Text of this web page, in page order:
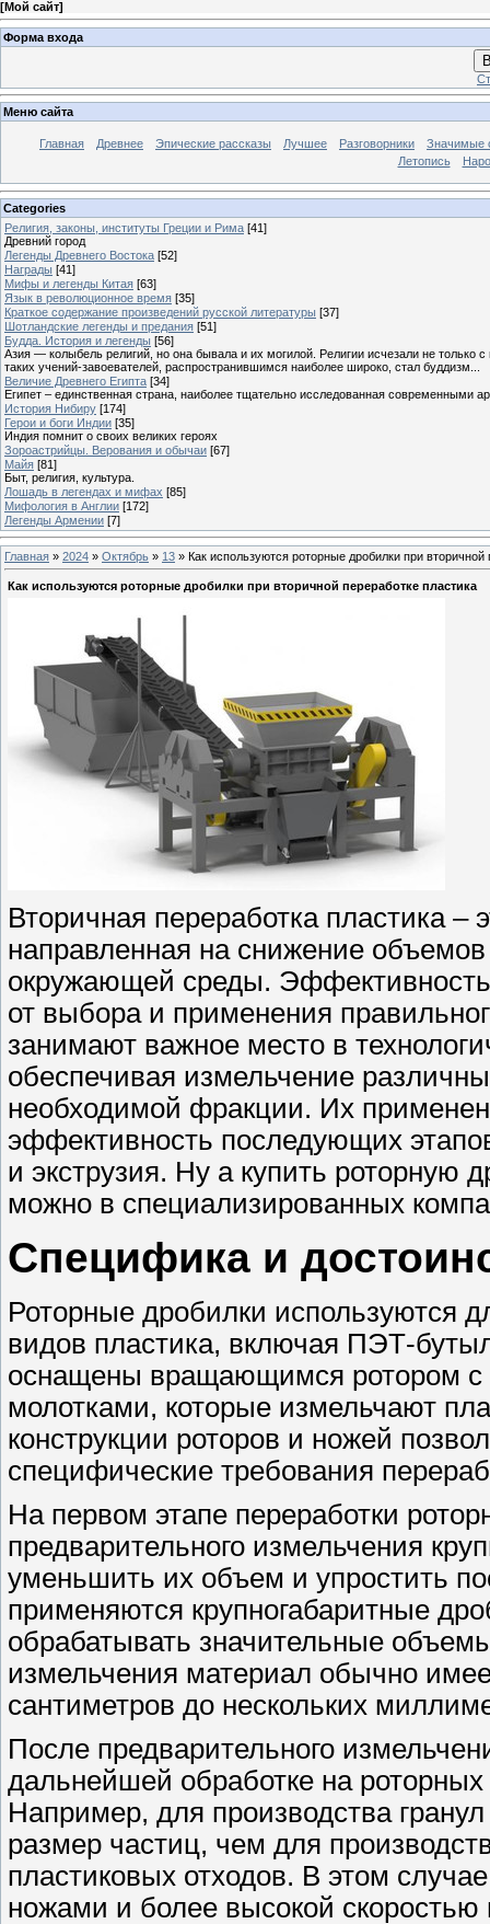
[Мой сайт]
Форма входа
Меню сайта
Главная Древнее Эпические рассказы Лучшее Разговорники
Значимые
Летопись
Categories
Религия, законы, институты Греции и Рима [41]
Древний город
Легенды Древнего Востока [52]
Награды [41]
Мифы и легенды Китая [63]
Язык в революционное время [35]
Краткое содержание произведений русской литературы [37]
Шотландские легенды и предания [51]
Будда. История и легенды [56]
Азия — колыбель религий, но она бывала и их могилой. Религии исчезали не
таких учений-завоевателей, распространившимся наиболее широко, стал буддизм...
Величие Древнего Египта [34]
Египет – единственная страна, наиболее тщательно исследованная современными
История Нибиру [174]
Герои и боги Индии [35]
Индия помнит о своих великих героях
Зороастрийцы. Верования и обычаи [67]
Майя [81]
Быт, религия, культура.
Лошадь в легендах и мифах [85]
Мифология в Англии [172]
Легенды Армении [7]
Главная » 2024 » Октябрь » 13 » Как используются роторные дробилки при вторичной
Как используются роторные дробилки при вторичной переработке пластика
Вторичная переработка пластика –
направленная на снижение
окружающей среды. Эффективность
от выбора и применения
занимают важное место в
обеспечивая измельчение
необходимой фракции. Их
эффективность последующих
и экструзия. Ну а купить роторную
можно в специализированных
Специфика и
Роторные дробилки используются
видов пластика, включая ПЭТ-
оснащены вращающимся ротором
молотками, которые измельчают
конструкции роторов и ножей
специфические требования
На первом этапе переработки
предварительного измельчения
уменьшить их объем и упростить
применяются крупногабаритные
обрабатывать значительные
измельчения материал обычно
сантиметров до нескольких
После предварительного
дальнейшей обработке на
Например, для производства
размер частиц, чем для
пластиковых отходов. В этом
ножами и более высокой